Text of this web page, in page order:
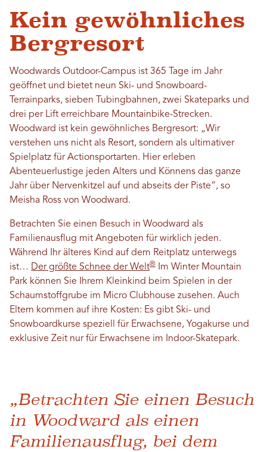
Kein gewöhnliches
Bergresort
Woodwards Outdoor-Campus ist 365 Tage im Jahr
geöffnet und bietet neun Ski- und Snowboard-
Terrainparks, sieben Tubingbahnen, zwei Skateparks und
drei per Lift erreichbare Mountainbike-Strecken.
Woodward ist kein gewöhnliches Bergresort: „Wir
verstehen uns nicht als Resort, sondern als ultimativer
Spielplatz für Actionsportarten. Hier erleben
Abenteuerlustige jeden Alters und Könnens das ganze
Jahr über Nervenkitzel auf und abseits der Piste“, so
Meisha Ross von Woodward.
Betrachten Sie einen Besuch in Woodward als
Familienausflug mit Angeboten für wirklich jeden.
Während Ihr älteres Kind auf dem Reitplatz unterwegs
ist… Der größte Schnee der Welt®
Im Winter Mountain
Park können Sie Ihrem Kleinkind beim Spielen in der
Schaumstoffgrube im Micro Clubhouse zusehen. Auch
Eltern kommen auf ihre Kosten: Es gibt Ski- und
Snowboardkurse speziell für Erwachsene, Yogakurse und
exklusive Zeit nur für Erwachsene im Indoor-Skatepark.
„Betrachten Sie einen Besuch
in Woodward als einen
Familienausflug, bei dem